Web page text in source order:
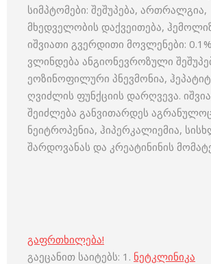
სიმპტომები: შეშუპება, ართრალგია,
მხედველობის დაქვეითება,
იშვიათი გვერდითი მოვლენები:
ვლინდება ანგიონევროზული
ეოზინოფილური პნევმონია,
ღვიძლის ფუნქციის დარღვევა.
შეიძლება განვითარდეს
ნეიტროპენია, ჰიპერკალიემია,
შარდოვანას და კრეატინინის
გაფრთხილება!
გაეცანით საიტებს: 1. ნეტკლინიკა